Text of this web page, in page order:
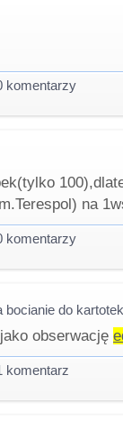
komentarzy
na
komentarzy
bocianie do kartotek
obserwację
komentarz